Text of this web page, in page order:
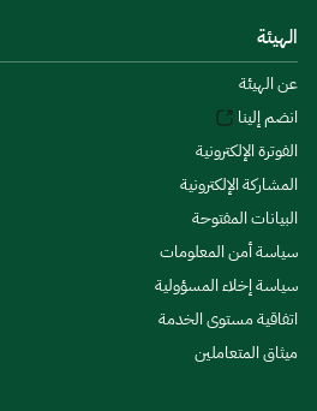
الهيئة
عن الهيئة
انضم إلينا
الفوترة الإلكترونية
المشاركة الإلكترونية
البيانات المفتوحة
سياسة أمن المعلومات
سياسة إخلاء المسؤولية
اتفاقية مستوى الخدمة
ميثاق المتعاملين